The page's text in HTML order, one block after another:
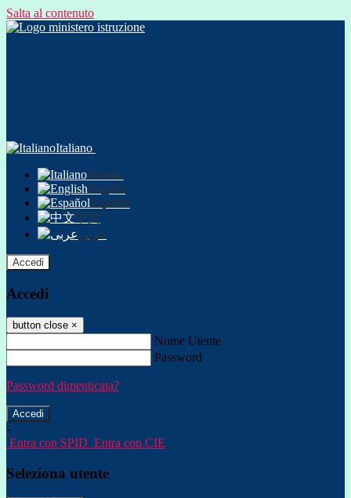
Salta al contenuto
Italiano
Italiano
English
Español
中文
عربى
Accedi
Accedi
button close ×
Nome Utente
Password
Password dimenticata?
-
Entra con SPID Entra con CIE
Seleziona utente